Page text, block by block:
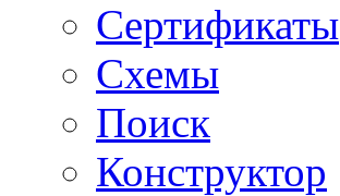
Сертификаты
Схемы
Поиск
Конструктор